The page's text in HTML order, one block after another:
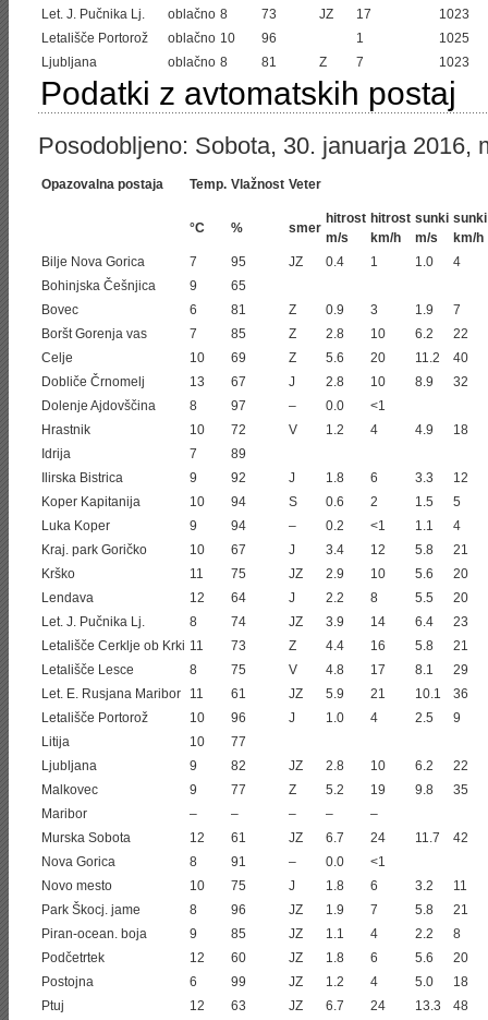
Let. J. Pučnika Lj.
oblačno 8 73 JZ 17
1023
Letališče Portorož
oblačno 10 96 1
1025
Ljubljana
oblačno 8 81 Z 7 1023
Podatki z avtomatskih postaj
Posodobljeno: Sobota, 30. januarja 2016,
Opazovalna postaja Temp. Vlažnost Veter
°C % smer
hitrost
m/s
hitrost
km/h
sunki
m/s
sunki
km/h
Bilje Nova Gorica
7 95 JZ 0.4 1 1.0
4
Bohinjska Češnjica
9
65
Bovec
6 81 Z 0.9 3 1.9
7
Boršt Gorenja vas
7 85 Z 2.8 10 6.2
22
Celje
10 69 Z 5.6 20 11.2
40
Dobliče Črnomelj
13 67 J 2.8 10 8.9
32
Dolenje Ajdovščina
8 97 – 0.0
<1
Hrastnik
10 72 V 1.2 4 4.9
18
Idrija
7
89
Ilirska Bistrica
9 92 J 1.8 6 3.3
12
Koper Kapitanija
10 94 S 0.6 2 1.5
5
Luka Koper
9 94 – 0.2 <1 1.1
4
Kraj. park Goričko
10 67 J 3.4 12 5.8
21
Krško
11 75 JZ 2.9 10 5.6
20
Lendava
12 64 J 2.2 8 5.5
20
Let. J. Pučnika Lj.
8 74 JZ 3.9 14 6.4
23
Letališče Cerklje ob Krki 11 73 Z 4.4 16 5.8
21
Letališče Lesce
8 75 V 4.8 17 8.1
29
Let. E. Rusjana Maribor
11 61 JZ 5.9 21 10.1
36
Letališče Portorož
10 96 J 1.0 4 2.5
9
Litija
10
77
Ljubljana
9 82 JZ 2.8 10 6.2
22
Malkovec
9 77 Z 5.2 19 9.8
35
Maribor
– – – –
–
Murska Sobota
12 61 JZ 6.7 24 11.7
42
Nova Gorica
8 91 – 0.0
<1
Novo mesto
10 75 J 1.8 6 3.2
11
Park Škocj. jame
8 96 JZ 1.9 7 5.8
21
Piran-ocean. boja
9 85 JZ 1.1 4 2.2
8
Podčetrtek
12 60 JZ 1.8 6 5.6
20
Postojna
6 99 JZ 1.2 4 5.0
18
Ptuj
12 63 JZ 6.7 24 13.3
48